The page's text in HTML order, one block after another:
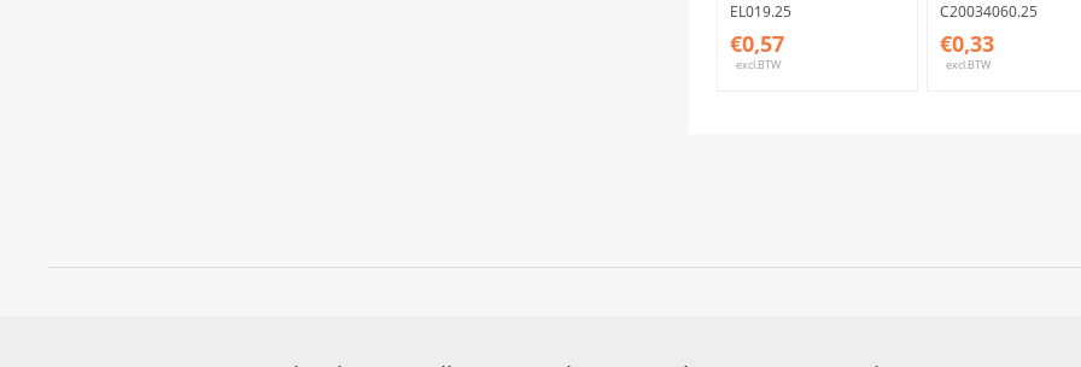
EL019.25
€0,57
excl.BTW
C20034060.25
€0,33
excl.BTW